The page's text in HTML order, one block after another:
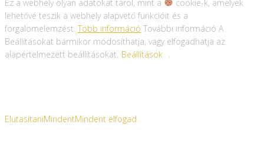
Ez a webhely olyan adatokat tárol, mint a
cookie-k, amelyek
lehetővé teszik a webhely alapvető funkcióit és a
forgalomelemzést. Több információ További információ A
Beállításokat bármikor módosíthatja, vagy elfogadhatja az
alapértelmezett beállításokat. Beállítások
ElutasítaniMindentMindent elfogad